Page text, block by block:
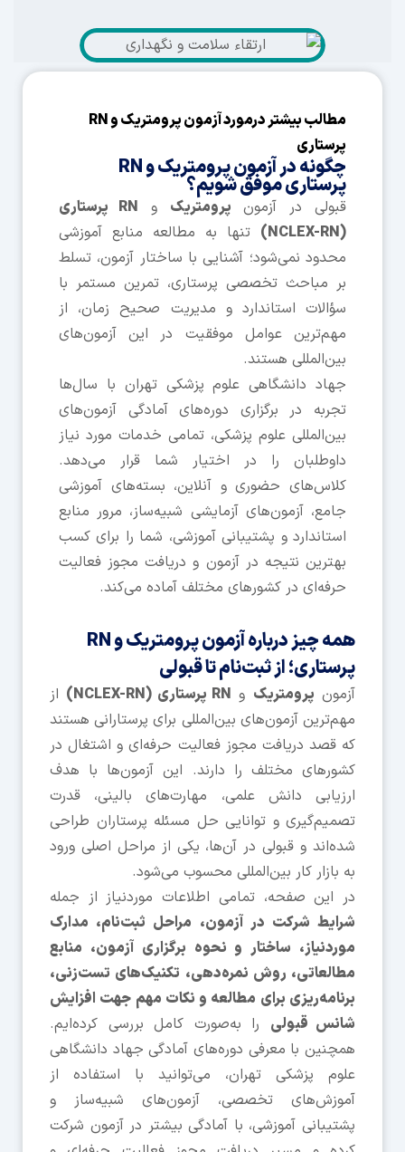
مطالب بیشتر درمورد آزمون پرومتریک و RN
چگونه در آزمون پرومتریک و RN
پرستاری موفق شویم؟
قبولی در آزمون پرومتریکو
RN پرستاری
تنها به مطالعه منابع آموزشی
محدود نمی‌شود؛ آشنایی با ساختار آزمون، تسلط
بر مباحث تخصصی پرستاری، تمرین مستمر با
سؤالات استاندارد و مدیریت صحیح زمان، از
مهم‌ترین عوامل موفقیت در این آزمون‌های
بین‌المللی هستند.
جهاد دانشگاهی علوم پزشکی تهران با سال‌ها
تجربه در برگزاری دوره‌های آمادگی آزمون‌های
بین‌المللی علوم پزشکی، تمامی خدمات مورد نیاز
داوطلبان را در اختیار شما قرار می‌دهد.
کلاس‌های حضوری و آنلاین، بسته‌های آموزشی
جامع، آزمون‌های آزمایشی شبیه‌ساز، مرور منابع
استاندارد و پشتیبانی آموزشی، شما را برای کسب
بهترین نتیجه در آزمون و دریافت مجوز فعالیت
حرفه‌ای در کشورهای مختلف آماده می‌کند.
همه چیز درباره آزمون پرومتریک و RN
پرستاری؛ از ثبت‌نام تا قبولی
پرومتریکوRN پرستاری (NCLEX-RN)
از
مهم‌ترین آزمون‌های بین‌المللی برای پرستارانی هستند
که قصد دریافت مجوز فعالیت حرفه‌ای و اشتغال در
کشورهای مختلف را دارند. این آزمون‌ها با هدف
ارزیابی دانش علمی، مهارت‌های بالینی، قدرت
تصمیم‌گیری و توانایی حل مسئله پرستاران طراحی
شده‌اند و قبولی در آن‌ها، یکی از مراحل اصلی ورود
به بازار کار بین‌المللی محسوب می‌شود.
در این صفحه، تمامی اطلاعات موردنیاز از جمله
شرایط شرکت در آزمون، مراحل ثبت‌نام، مدارک
موردنیاز، ساختار و نحوه برگزاری آزمون، منابع
مطالعاتی، روش نمره‌دهی، تکنیک‌های تست‌زنی،
برنامه‌ریزی برای مطالعه و نکات مهم جهت افزایش
شانس قبولیرا به‌صورت کامل بررسی کرده‌ایم.
همچنین با معرفی دوره‌های آمادگی جهاد دانشگاهی
علوم پزشکی تهران، می‌توانید با استفاده از
آموزش‌های تخصصی، آزمون‌های شبیه‌ساز و
پشتیبانی آموزشی، با آمادگی بیشتر در آزمون شرکت